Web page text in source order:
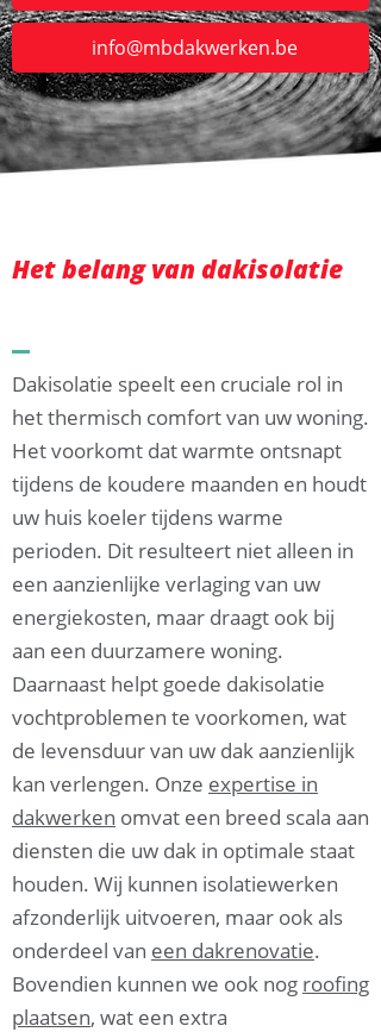
info@mbdakwerken.be
Het belang van dakisolatie
Dakisolatie speelt een cruciale rol in
het thermisch comfort van uw woning.
Het voorkomt dat warmte ontsnapt
tijdens de koudere maanden en houdt
uw huis koeler tijdens warme
perioden. Dit resulteert niet alleen in
een aanzienlijke verlaging van uw
energiekosten, maar draagt ook bij
aan een duurzamere woning.
Daarnaast helpt goede dakisolatie
vochtproblemen te voorkomen, wat
de levensduur van uw dak aanzienlijk
kan verlengen. Onze expertise in
dakwerken omvat een breed scala aan
diensten die uw dak in optimale staat
houden. Wij kunnen isolatiewerken
afzonderlijk uitvoeren, maar ook als
onderdeel van een dakrenovatie.
Bovendien kunnen we ook nog roofing
plaatsen, wat een extra